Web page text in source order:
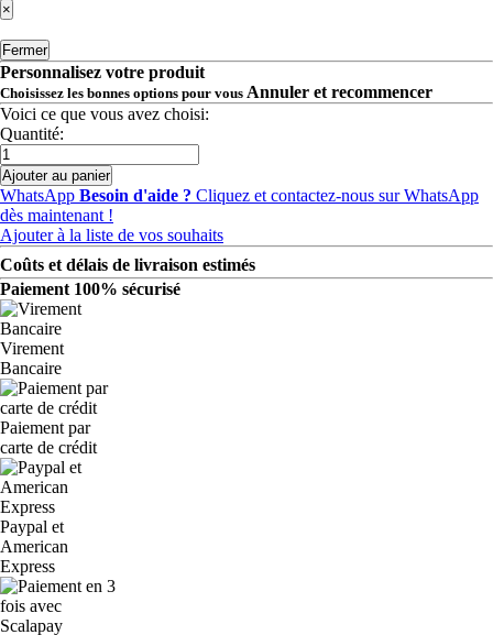
×
Fermer
Personnalisez votre produit
Choisissez les bonnes options pour vous Annuler et recommencer
Voici ce que vous avez choisi:
Quantité:
Ajouter au panier
WhatsApp Besoin d'aide ? Cliquez et contactez-nous sur WhatsApp
dès maintenant !
Ajouter à la liste de vos souhaits
Coûts et délais de livraison estimés
Paiement 100% sécurisé
Virement
Bancaire
Paiement par
carte de crédit
Paypal et
American
Express